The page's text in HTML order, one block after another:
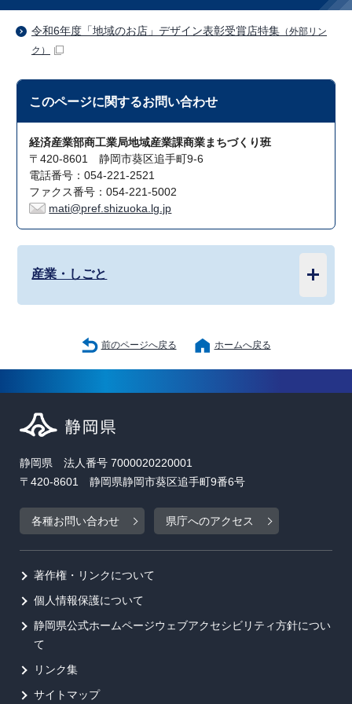
令和6年度「地域のお店」デザイン表彰受賞店特集 （外部リン
ク）
このページに関するお問い合わせ
経済産業部商工業局地域産業課商業まちづくり班
〒420-8601 静岡市葵区追手町9-6
電話番号：054-221-2521
ファクス番号：054-221-5002
mati@pref.shizuoka.lg.jp
産業・しごと
前のページへ戻る ホームへ戻る
静岡県 法人番号 7000020220001
〒420-8601 静岡県静岡市葵区追手町9番6号
各種お問い合わせ 県庁へのアクセス
著作権・リンクについて
個人情報保護について
静岡県公式ホームページウェブアクセシビリティ方針につい
て
リンク集
サイトマップ